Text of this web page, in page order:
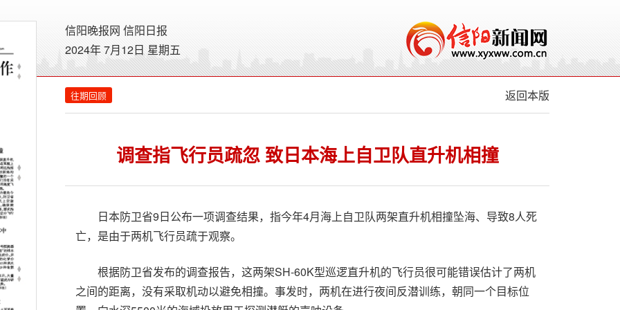
信阳晚报网 信阳日报
2024年 7月12日 星期五
往期回顾 返回本版
调查指飞行员疏忽 致日本海上自卫队直升机相撞
日本防卫省9日公布一项调查结果，指今年4月海上自卫队两架直升机相撞坠海、导致8人死
亡，是由于两机飞行员疏于观察。
根据防卫省发布的调查报告，这两架SH-60K型巡逻直升机的飞行员很可能错误估计了两机
之间的距离，没有采取机动以避免相撞。事发时，两机在进行夜间反潜训练，朝同一个目标位